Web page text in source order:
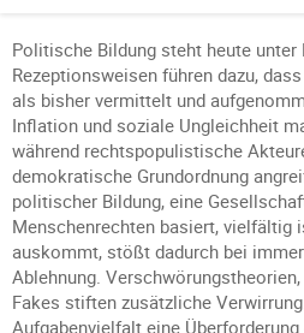
Politische Bildung steht heute unter
Rezeptionsweisen führen dazu,
als bisher vermittelt und
Inflation und soziale Ungleichheit
während rechtspopulistische
demokratische Grundordnung
politischer Bildung, eine
Menschenrechten basiert, vielfältig
auskommt, stößt dadurch bei
Ablehnung.
Fakes stiften zusätzliche
Aufgabenvielfalt eine